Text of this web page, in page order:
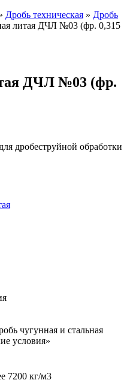
Дробь техническая » Дробь
литая ДЧЛ №03 (фр. 0,315
ДЧЛ №03 (фр.
дробеструйной обработки
чугунная и стальная
условия»
7200 кг/м3